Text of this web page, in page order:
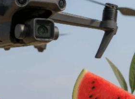
vocale
alle parole “Hey Fly” e consente di
DJI Neo tramite comandi vocali.